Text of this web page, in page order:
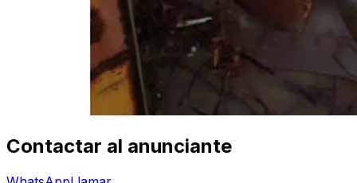
Contactar al anunciante